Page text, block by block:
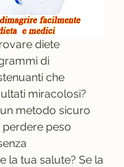
diete
di
che
miracolosi?
metodo sicuro
peso
la tua salute? Se la